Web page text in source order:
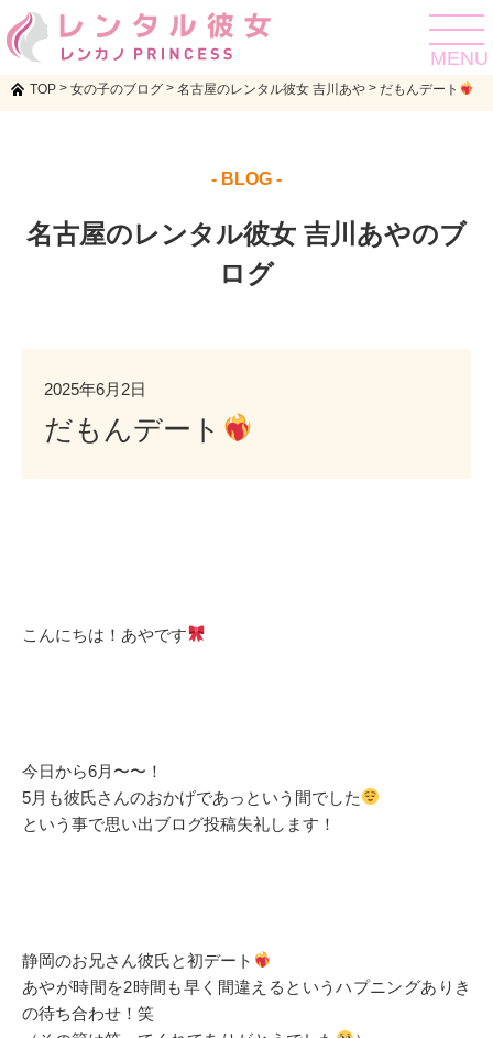
toggle
MENU
TOP > 女の子のブログ > 名古屋のレンタル彼女 吉川あや > だもんデート
- BLOG -
名古屋のレンタル彼女 吉川あやのブ
ログ
2025年6月2日
だもんデート
こんにちは！あやです
今日から6月〜〜！
5月も彼氏さんのおかげであっという間でした
という事で思い出ブログ投稿失礼します！
静岡のお兄さん彼氏と初デート
あやが時間を2時間も早く間違えるというハプニングありき
の待ち合わせ！笑